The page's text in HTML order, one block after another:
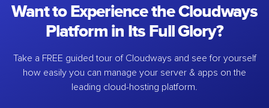
Want to Experience the Cloudways
Platform in Its Full Glory?
Take a FREE guided tour of Cloudways and see for yourself
how easily you can manage your server & apps on the
leading cloud-hosting platform.